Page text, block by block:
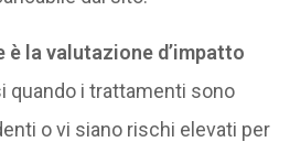
la valutazione d’impatto
quando i trattamenti sono
o vi siano rischi elevati per